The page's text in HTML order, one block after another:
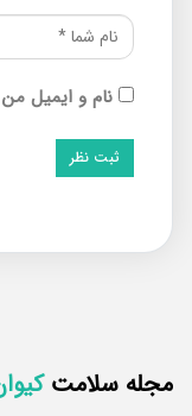
نام و ایمیل من
سلامتکیوان